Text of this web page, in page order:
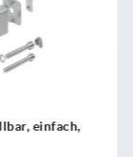
Halter
25) Typ